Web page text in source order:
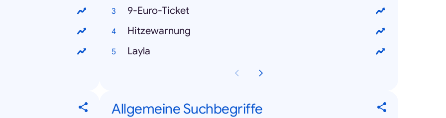
9-Euro-Ticket
Hitzewarnung
Layla
Allgemeine Suchbegriffe